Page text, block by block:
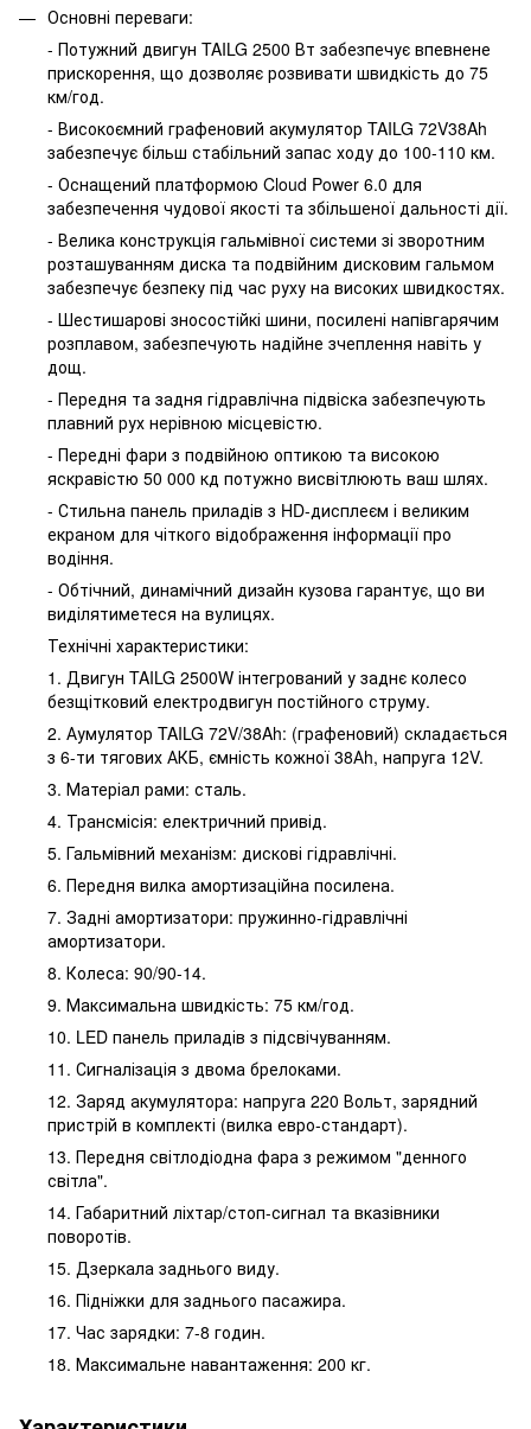
Основні переваги:
- Потужний двигун TAILG 2500 Вт забезпечує впевнене
прискорення, що дозволяє розвивати швидкість до 75
км/год.
- Високоємний графеновий акумулятор TAILG 72V38Ah
забезпечує більш стабільний запас ходу до 100-110 км.
- Оснащений платформою Cloud Power 6.0 для
забезпечення чудової якості та збільшеної дальності дії.
- Велика конструкція гальмівної системи зі зворотним
розташуванням диска та подвійним дисковим гальмом
забезпечує безпеку під час руху на високих швидкостях.
- Шестишарові зносостійкі шини, посилені напівгарячим
розплавом, забезпечують надійне зчеплення навіть у
дощ.
- Передня та задня гідравлічна підвіска забезпечують
плавний рух нерівною місцевістю.
- Передні фари з подвійною оптикою та високою
яскравістю 50 000 кд потужно висвітлюють ваш шлях.
- Стильна панель приладів з HD-дисплеєм і великим
екраном для чіткого відображення інформації про
водіння.
- Обтічний, динамічний дизайн кузова гарантує, що ви
виділятиметеся на вулицях.
Технічні характеристики:
1. Двигун TAILG 2500W інтегрований у заднє колесо
безщітковий електродвигун постійного струму.
2. Аумулятор TAILG 72V/38Ah: (графеновий) складається
з 6-ти тягових АКБ, ємність кожної 38Аh, напруга 12V.
3. Матеріал рами: сталь.
4. Трансмісія: електричний привід.
5. Гальмівний механізм: дискові гідравлічні.
6. Передня вилка амортизаційна посилена.
7. Задні амортизатори: пружинно-гідравлічні
амортизатори.
8. Колеса: 90/90-14.
9. Максимальна швидкість: 75 км/год.
10. LED панель приладів з підсвічуванням.
11. Сигналізація з двома брелоками.
12. Заряд акумулятора: напруга 220 Вольт, зарядний
пристрій в комплекті (вилка евро-стандарт).
13. Передня світлодіодна фара з режимом "денного
світла".
14. Габаритний ліхтар/стоп-сигнал та вказівники
поворотів.
15. Дзеркала заднього виду.
16. Підніжки для заднього пасажира.
17. Час зарядки: 7-8 годин.
18. Максимальне навантаження: 200 кг.